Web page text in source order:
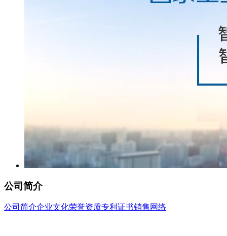
公司简介
公司简介企业文化荣誉资质专利证书销售网络